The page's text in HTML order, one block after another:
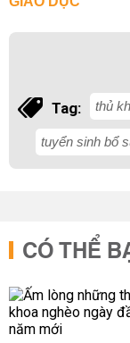
Tag: thủ
tuyển sinh bổ
CÓ THỂ